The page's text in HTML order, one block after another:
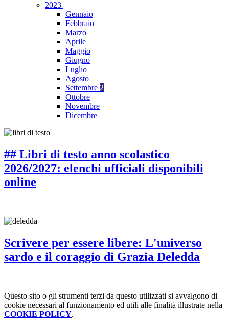
2023
Gennaio
Febbraio
Marzo
Aprile
Maggio
Giugno
Luglio
Agosto
Settembre 2
Ottobre
Novembre
Dicembre
## Libri di testo anno scolastico
2026/2027: elenchi ufficiali disponibili
online
Scrivere per essere libere: L'universo
sardo e il coraggio di Grazia Deledda
Questo sito o gli strumenti terzi da questo utilizzati si avvalgono di
cookie necessari al funzionamento ed utili alle finalità illustrate nella
COOKIE POLICY.